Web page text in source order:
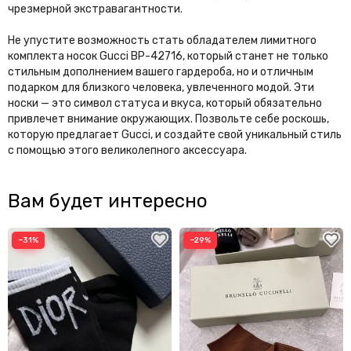
чрезмерной экстравагантности.
Не упустите возможность стать обладателем лимитного
комплекта носок Gucci BP-42716, который станет не только
стильным дополнением вашего гардероба, но и отличным
подарком для близкого человека, увлеченного модой. Эти
носки — это символ статуса и вкуса, который обязательно
привлечет внимание окружающих. Позвольте себе роскошь,
которую предлагает Gucci, и создайте свой уникальный стиль
с помощью этого великолепного аксессуара.
Вам будет интересно
−31% −29%